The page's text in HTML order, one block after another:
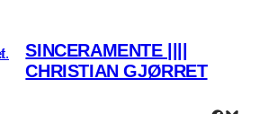
SINCERAMENTE ||||
CHRISTIAN GJØRRET